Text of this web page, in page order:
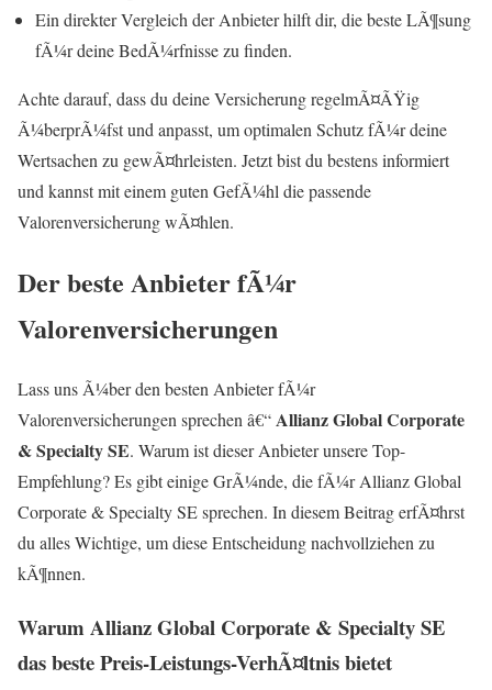
Ein direkter Vergleich der Anbieter hilft dir, die beste LÃ¶sung
fÃ¼r deine BedÃ¼rfnisse zu finden.
Achte darauf, dass du deine Versicherung regelmÃ¤ÃŸig
Ã¼berprÃ¼fst und anpasst, um optimalen Schutz fÃ¼r deine
Wertsachen zu gewÃ¤hrleisten. Jetzt bist du bestens informiert
und kannst mit einem guten GefÃ¼hl die passende
Valorenversicherung wÃ¤hlen.
Der beste Anbieter fÃ¼r
Valorenversicherungen
Lass uns Ã¼ber den besten Anbieter fÃ¼r
Valorenversicherungen sprechen â€“Allianz Global Corporate
& Specialty SE. Warum ist dieser Anbieter unsere Top-
Empfehlung? Es gibt einige GrÃ¼nde, die fÃ¼r Allianz Global
Corporate & Specialty SE sprechen. In diesem Beitrag erfÃ¤hrst
du alles Wichtige, um diese Entscheidung nachvollziehen zu
kÃ¶nnen.
Warum Allianz Global Corporate & Specialty SE
das beste Preis-Leistungs-VerhÃ¤ltnis bietet